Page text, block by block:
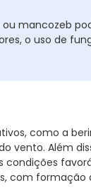
mancozeb
o uso de
como a
vento. Além
condições
com formação